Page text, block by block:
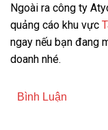
Ngoài ra công ty
quảng cáo khu vực
ngay nếu bạn đang
doanh nhé.
Bình Luận